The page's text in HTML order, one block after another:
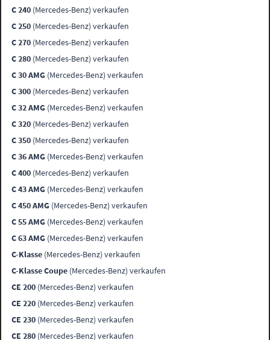
C 240 (Mercedes-Benz) verkaufen
C 250 (Mercedes-Benz) verkaufen
C 270 (Mercedes-Benz) verkaufen
C 280 (Mercedes-Benz) verkaufen
C 30 AMG (Mercedes-Benz) verkaufen
C 300 (Mercedes-Benz) verkaufen
C 32 AMG (Mercedes-Benz) verkaufen
C 320 (Mercedes-Benz) verkaufen
C 350 (Mercedes-Benz) verkaufen
C 36 AMG (Mercedes-Benz) verkaufen
C 400 (Mercedes-Benz) verkaufen
C 43 AMG (Mercedes-Benz) verkaufen
C 450 AMG (Mercedes-Benz) verkaufen
C 55 AMG (Mercedes-Benz) verkaufen
C 63 AMG (Mercedes-Benz) verkaufen
C-Klasse (Mercedes-Benz) verkaufen
C-Klasse Coupe (Mercedes-Benz) verkaufen
CE 200 (Mercedes-Benz) verkaufen
CE 220 (Mercedes-Benz) verkaufen
CE 230 (Mercedes-Benz) verkaufen
CE 280 (Mercedes-Benz) verkaufen